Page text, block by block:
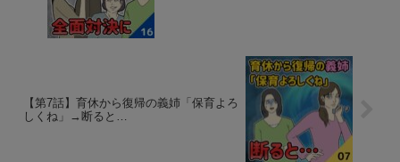
【第7話】育休から復帰の義姉「保育よろ
しくね」→断ると…